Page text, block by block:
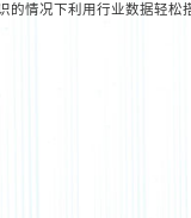
的情况下利用行业数据轻松